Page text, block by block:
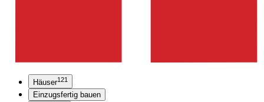
Häuser121
Einzugsfertig bauen